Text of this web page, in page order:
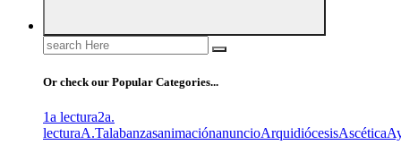
Search
for:
Or check our Popular Categories...
1a lectura2a.
lecturaA.TalabanzasanimaciónanuncioArquidiócesisAscética